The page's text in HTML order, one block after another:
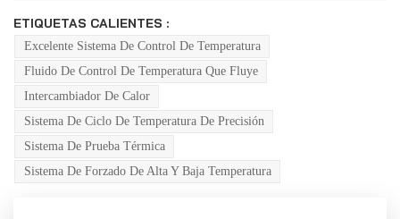
ETIQUETAS CALIENTES :
Excelente Sistema De Control De Temperatura
Fluido De Control De Temperatura Que Fluye
Intercambiador De Calor
Sistema De Ciclo De Temperatura De Precisión
Sistema De Prueba Térmica
Sistema De Forzado De Alta Y Baja Temperatura